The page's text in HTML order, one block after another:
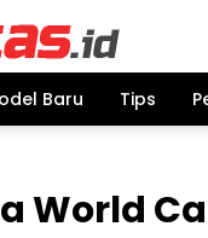
Baru Tips
World